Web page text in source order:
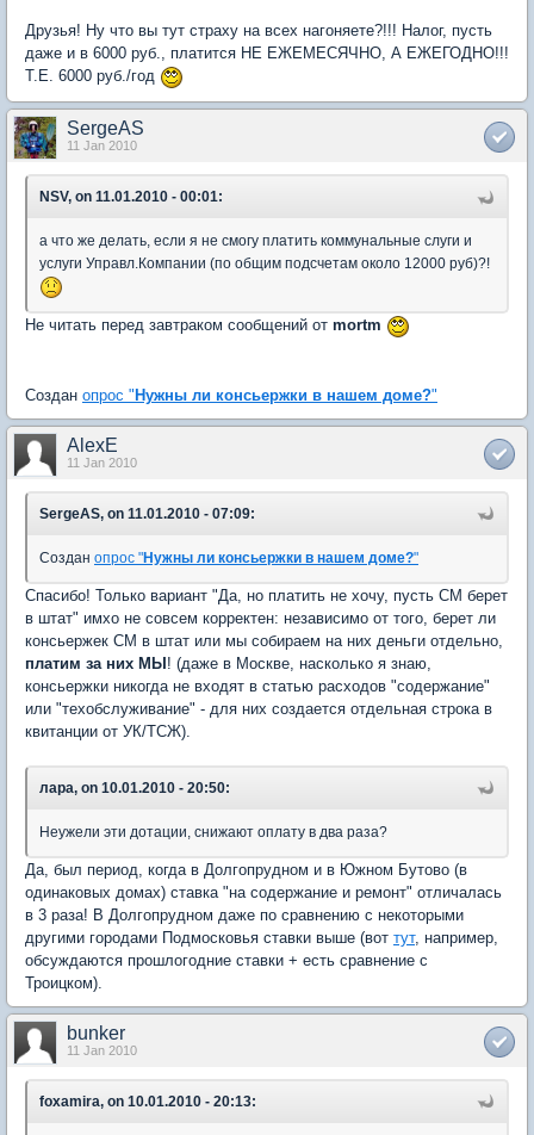
Друзья! Ну что вы тут страху на всех нагоняете?!!! Налог, пусть
даже и в 6000 руб., платится НЕ ЕЖЕМЕСЯЧНО, А ЕЖЕГОДНО!!!
Т.Е. 6000 руб./год
SergeAS
11 Jan 2010
NSV, on 11.01.2010 - 00:01:
а что же делать, если я не смогу платить коммунальные слуги и
услуги Управл.Компании (по общим подсчетам около 12000 руб)?!
Не читать перед завтраком сообщений от mortm
Создан опрос "Нужны ли консьержки в нашем доме?"
AlexE
11 Jan 2010
SergeAS, on 11.01.2010 - 07:09:
Создан опрос "Нужны ли консьержки в нашем доме?"
Спасибо! Только вариант "Да, но платить не хочу, пусть СМ берет
в штат" имхо не совсем корректен: независимо от того, берет ли
консьержек СМ в штат или мы собираем на них деньги отдельно,
платим за них МЫ! (даже в Москве, насколько я знаю,
консьержки никогда не входят в статью расходов "содержание"
или "техобслуживание" - для них создается отдельная строка в
квитанции от УК/ТСЖ).
лара, on 10.01.2010 - 20:50:
Неужели эти дотации, снижают оплату в два раза?
Да, был период, когда в Долгопрудном и в Южном Бутово (в
одинаковых домах) ставка "на содержание и ремонт" отличалась
в 3 раза! В Долгопрудном даже по сравнению с некоторыми
другими городами Подмосковья ставки выше (вот тут, например,
обсуждаются прошлогодние ставки + есть сравнение с
Троицком).
bunker
11 Jan 2010
foxamira, on 10.01.2010 - 20:13: